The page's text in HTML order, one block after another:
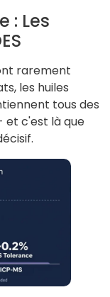
: Les
rarement
les huiles
tous des
et c'est là que